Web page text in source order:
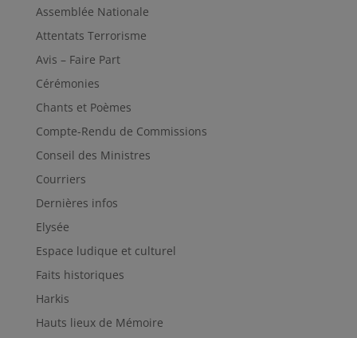
Assemblée Nationale
Attentats Terrorisme
Avis – Faire Part
Cérémonies
Chants et Poèmes
Compte-Rendu de Commissions
Conseil des Ministres
Courriers
Dernières infos
Elysée
Espace ludique et culturel
Faits historiques
Harkis
Hauts lieux de Mémoire